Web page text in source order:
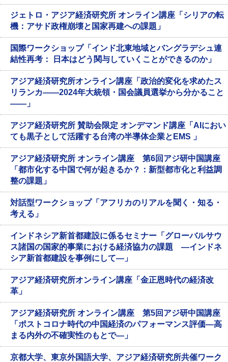
ジェトロ・アジア経済研究所 オンライン講座「シリアの転
機：アサド政権崩壊と国家再建への課題」
国際ワークショップ「インド北東地域とバングラデシュ連
結性再考： 日本はどう関与していくことができるのか」
アジア経済研究所オンライン講座「政治的変化を求めたス
リランカ――2024年大統領・国会議員選挙から分かること
――」
アジア経済研究所 賛助会限定 オンデマンド講座「AIにおい
ても黒子として活躍する台湾の半導体企業とEMS 」
アジア経済研究所 オンライン講座 第6回アジ研中国講座
「都市化する中国で何が起きるか？：新型都市化と利益調
整の課題」
対話型ワークショップ「アフリカのリアルを聞く・知る・
考える」
インドネシア新首都建設に係るセミナー「グローバルサウ
ス諸国の国家的事業における経済協力の課題 ―インドネ
シア新首都建設を事例にして―」
アジア経済研究所オンライン講座「金正恩時代の経済改
革」
アジア経済研究所 オンライン講座 第5回アジ研中国講座
「ポストコロナ時代の中国経済のパフォーマンス評価―高
まる内外の不確実性のもとで―」
京都大学、東京外国語大学、アジア経済研究所共催ワーク